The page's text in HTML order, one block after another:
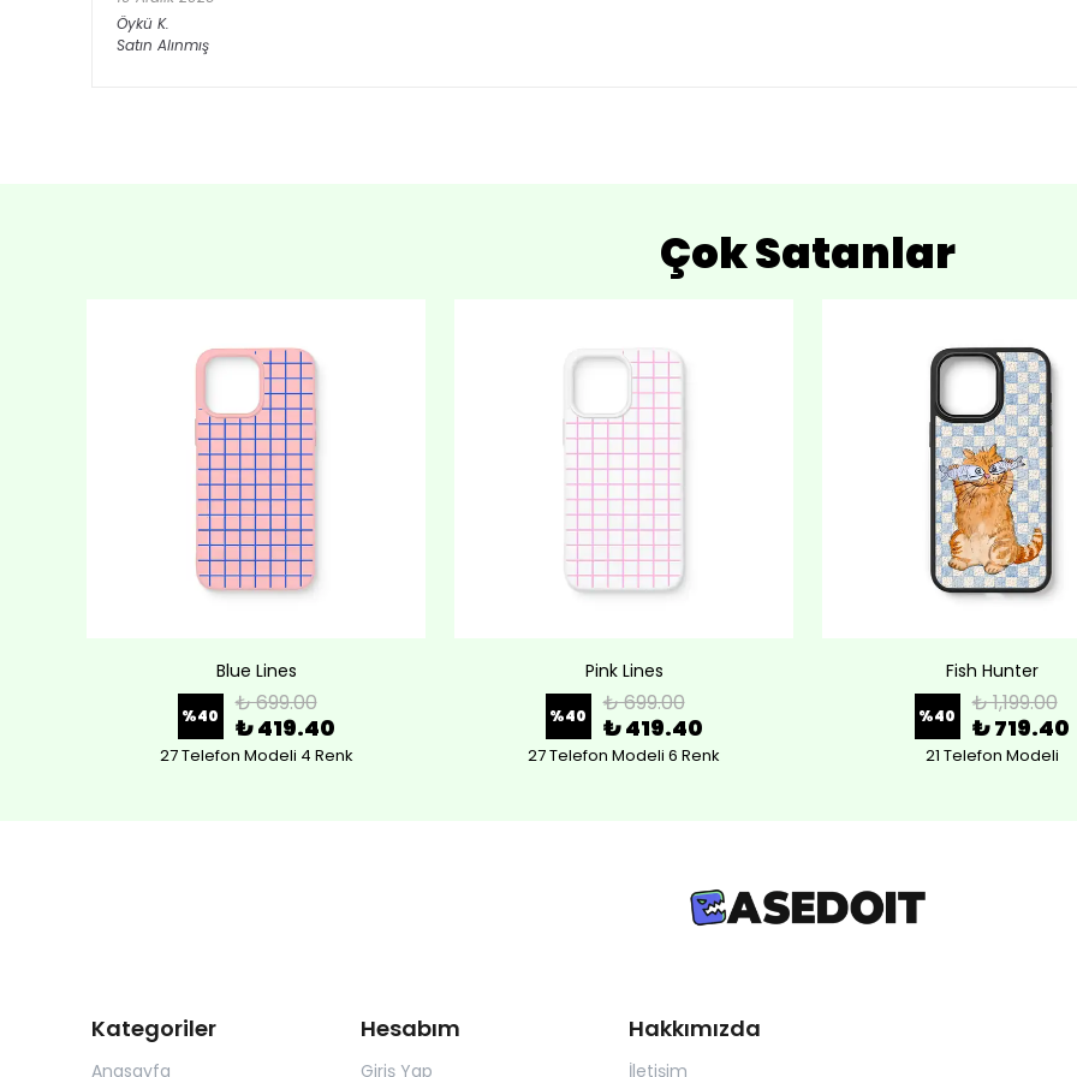
Öykü K.
Satın Alınmış
Çok Satanlar
Blue Lines
%40 ₺ 699.00
₺ 419.40
27 Telefon Modeli 4 Renk
Pink Lines
%40 ₺ 699.00
₺ 419.40
27 Telefon Modeli 6 Renk
Fish Hunter
%40 ₺ 1,199.00
₺ 719.40
21 Telefon Modeli
Kategoriler
Anasayfa
Hesabım
Giriş Yap
Hakkımızda
İletişim